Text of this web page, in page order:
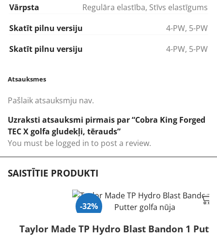
Vārpsta
Regulāra elastība, Stīvs elastīgums
Skatīt pilnu versiju
4-PW, 5-PW
Skatīt pilnu versiju
4-PW, 5-PW
Atsauksmes
Pašlaik atsauksmju nav.
Uzraksti atsauksmi pirmais par “Cobra King Forged
TEC X golfa gludekļi, tērauds”
You must be logged in to post a review.
SAISTĪTIE PRODUKTI
-32%
Taylor Made TP Hydro Blast Bandon 1